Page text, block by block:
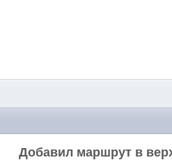
Добавил маршрут в